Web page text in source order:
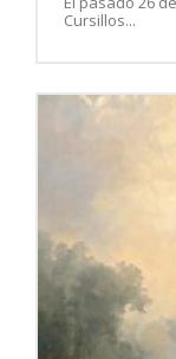
Cursillos...